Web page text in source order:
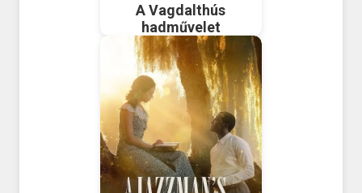
A Vagdalthús
hadművelet